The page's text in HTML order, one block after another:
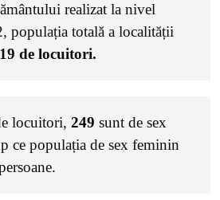
realizat la nivel
populația totală a localității
de locuitori.
locuitori, 249 sunt de sex
ce populația de sex feminin